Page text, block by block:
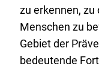
zu erkennen,
Menschen zu
Gebiet der
bedeutende